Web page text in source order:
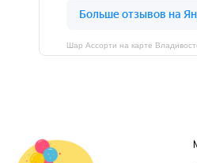
Шар Ассорти на карте